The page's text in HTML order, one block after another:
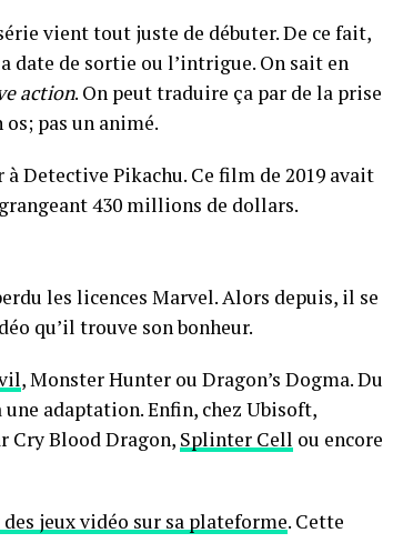
vient tout juste de débuter. De ce fait,
date de sortie ou l’intrigue. On sait en
action. On peut traduire ça par de la prise
os; pas un animé.
Detective Pikachu. Ce film de 2019 avait
430 millions de dollars.
les licences Marvel. Alors depuis, il se
qu’il trouve son bonheur.
, Monster Hunter ou Dragon’s Dogma. Du
adaptation. Enfin, chez Ubisoft,
Cry Blood Dragon, Splinter Cell ou encore
jeux vidéo sur sa plateforme. Cette